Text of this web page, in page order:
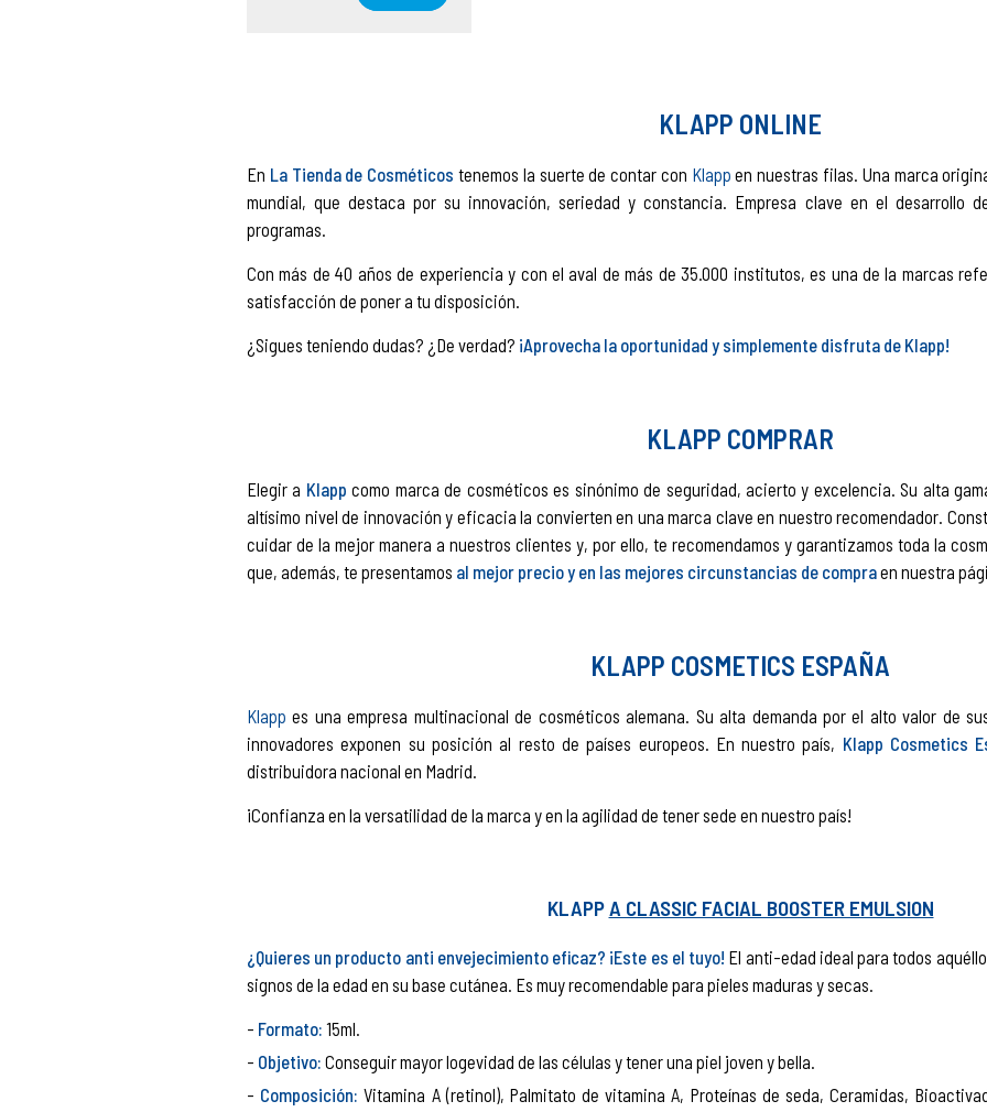
KLAPP ONLINE
En La Tienda de Cosméticos tenemos la suerte de contar con Klapp en nuestras filas. Una marca
mundial, que destaca por su innovación, seriedad y constancia. Empresa clave en el desarrollo
programas.
Con más de 40 años de experiencia y con el aval de más de 35.000 institutos, es una de la marcas
satisfacción de poner a tu disposición.
¿Sigues teniendo dudas? ¿De verdad? ¡Aprovecha la oportunidad y simplemente disfruta de Klapp!
KLAPP COMPRAR
Elegir a Klapp como marca de cosméticos es sinónimo de seguridad, acierto y excelencia. Su alta
altísimo nivel de innovación y eficacia la convierten en una marca clave en nuestro recomendador.
cuidar de la mejor manera a nuestros clientes y, por ello, te recomendamos y garantizamos toda la
que, además, te presentamos al mejor precio y en las mejores circunstancias de compraen nuestra
KLAPP COSMETICS ESPAÑA
Klapp es una empresa multinacional de cosméticos alemana. Su alta demanda por el alto valor de
innovadores exponen su posición al resto de países europeos. En nuestro país, Klapp Cosmetics
distribuidora nacional en Madrid.
¡Confianza en la versatilidad de la marca y en la agilidad de tener sede en nuestro país!
KLAPPA CLASSIC FACIAL BOOSTER EMULSION
¿Quieres un producto anti envejecimiento eficaz? ¡Este es el tuyo! El anti-edad ideal para todos
signos de la edad en su base cutánea. Es muy recomendable para pieles maduras y secas.
Formato: 15ml.
Objetivo: Conseguir mayor logevidad de las células y tener una piel joven y bella.
Composición: Vitamina A (retinol), Palmitato de vitamina A, Proteínas de seda, Ceramidas,